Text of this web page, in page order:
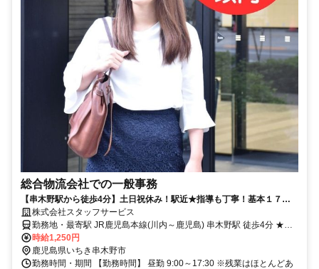
総合物流会社での一般事務
【串木野駅から徒歩4分】土日祝休み！駅近★指導も丁寧！基本１７時
半まで！未経験ＯＫ！
株式会社スタッフサービス
勤務地・最寄駅 JR鹿児島本線(川内～鹿児島) 串木野駅 徒歩4分 ★車
通勤可
時給1,250円
鹿児島県いちき串木野市
勤務時間・期間 【勤務時間】 昼勤 9:00～17:30 ※残業はほとんどあ